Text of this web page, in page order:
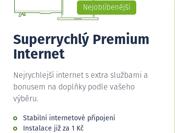
Nejoblíbenější
Superrychlý Premium
Internet
Nejrychlejší internet s extra službami a
bonusem na doplňky podle vašeho
výběru.
Stabilní internetové připojení
Instalace již za 1 Kč